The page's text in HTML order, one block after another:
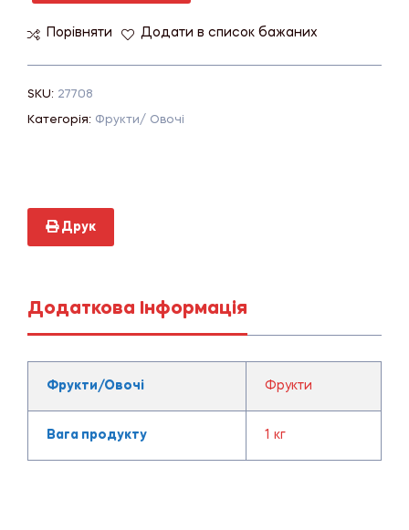
Порівняти Додати в список бажаних
SKU: 27708
Категорія: Фрукти/ Овочі
Друк
Додаткова Інформація
Фрукти/Овочі Фрукти
Вага продукту 1 кг